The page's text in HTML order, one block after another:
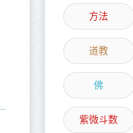
方法
道教
佛
紫微斗数